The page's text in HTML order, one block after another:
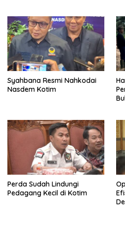
Syahbana Resmi Nahkodai
Nasdem Kotim
Perda Sudah Lindungi
Pedagang Kecil di Kotim